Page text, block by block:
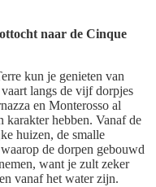
naar de Cinque
kun je genieten van
langs de vijf dorpjes
en Monterosso al
karakter hebben. Vanaf de
huizen, de smalle
de dorpen gebouwd
want je zult zeker
vanaf het water zijn.